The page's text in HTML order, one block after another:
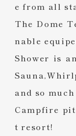
e from all
The Dome
nable
Shower is
and so
Campfire
t resort!